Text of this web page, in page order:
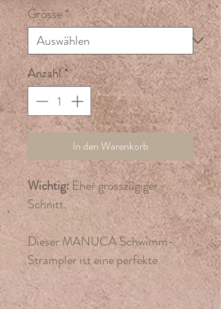
Grösse*
Anzahl*
In den Warenkorb
Wichtig:Eher grosszügiger
Schnitt.
Dieser MANUCA Schwimm-
Strampler ist eine perfekte
Möglichkeit, die Haut
deines Kindes vor der Sonne zu